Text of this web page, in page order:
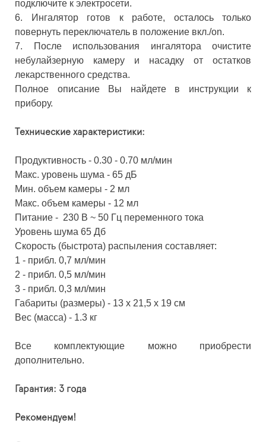
подключите к электросети.
6. Ингалятор готов к работе, осталось только
повернуть переключатель в положение вкл./on.
7. После использования ингалятора очистите
небулайзерную камеру и насадку от остатков
лекарственного средства.
Полное описание Вы найдете в инструкции к
прибору.
Технические характеристики:
Продуктивность - 0.30 - 0.70 мл/мин
Макс. уровень шума - 65 дБ
Мин. объем камеры - 2 мл
Макс. объем камеры - 12 мл
Питание - 230 В ~ 50 Гц переменного тока
Уровень шума 65 Дб
Скорость (быстрота) распыления составляет:
1 - прибл. 0,7 мл/мин
2 - прибл. 0,5 мл/мин
3 - прибл. 0,3 мл/мин
Габариты (размеры) - 13 х 21,5 х 19 см
Вес (масса) - 1.3 кг
Все комплектующие можно приобрести
дополнительно.
Гарантия: 3 года
Рекомендуем!